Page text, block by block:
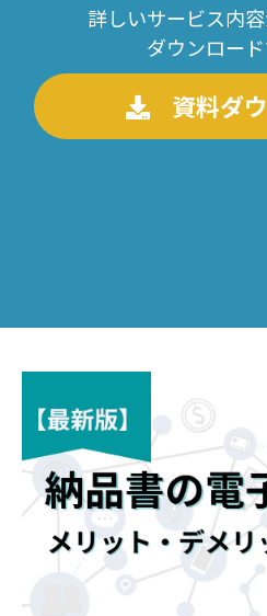
詳しいサービス内
ダウンロー
資料ダ